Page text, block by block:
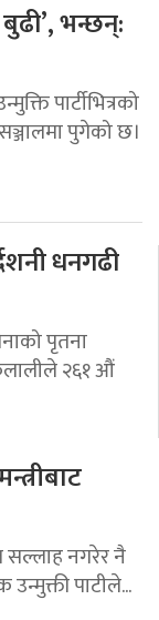
भन्छन्:
पार्टीभित्रको
पुगेको छ।
धनगढी
पृतना
२६१ औं
नगरेर नै
पाटीले...